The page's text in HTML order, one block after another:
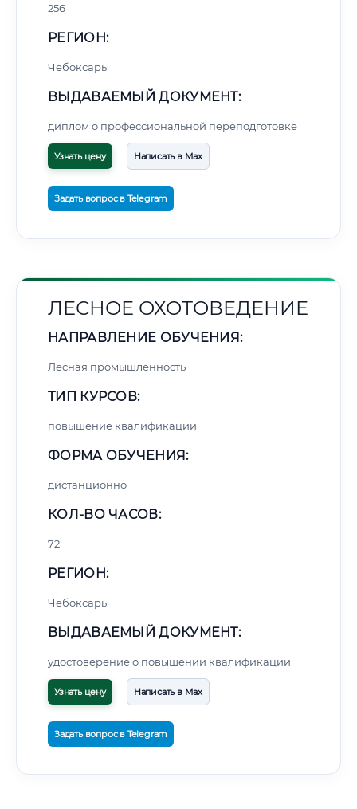
256
РЕГИОН:
Чебоксары
ВЫДАВАЕМЫЙ ДОКУМЕНТ:
диплом о профессиональной переподготовке
Узнать цену Написать в Max
Задать вопрос в Telegram
ЛЕСНОЕ ОХОТОВЕДЕНИЕ
НАПРАВЛЕНИЕ ОБУЧЕНИЯ:
Лесная промышленность
ТИП КУРСОВ:
повышение квалификации
ФОРМА ОБУЧЕНИЯ:
дистанционно
КОЛ-ВО ЧАСОВ:
72
РЕГИОН:
Чебоксары
ВЫДАВАЕМЫЙ ДОКУМЕНТ:
удостоверение о повышении квалификации
Узнать цену Написать в Max
Задать вопрос в Telegram